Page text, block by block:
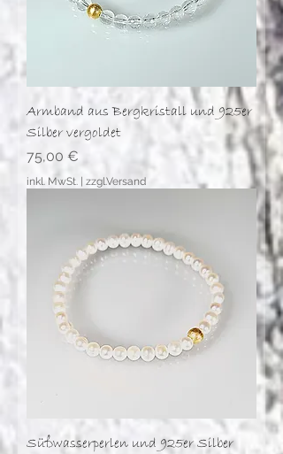
Armband aus Bergkristall und 925er
Silber vergoldet
Preis
75,00 €
inkl. MwSt. zzgl.Versand
Süßwasserperlen und 925er Silber